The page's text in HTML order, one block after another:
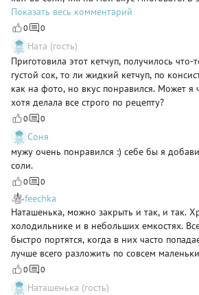
больше, т.к. быстро съедается.
Показать весь комментарий
0 0
Ната (гость)
Приготовила этот кетчуп, получилось что-
густой сок, то ли жидкий кетчуп, по
как на фото, но вкус понравился. Может я
хотя делала все строго по рецепту?
0 0
Соня
мужу очень понравился :) себе бы я
соли.
0 0
feechka
Наташенька, можно закрыть и так, и так.
холодильнике и в небольших емкостях.
быстро портятся, когда в них часто
лучше всего разложить по совсем
0 0
Наташенька (гость)